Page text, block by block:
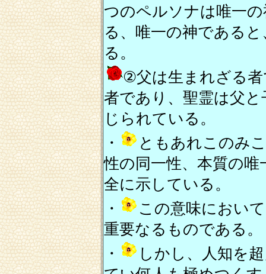
つのペルソナは唯一
る、唯一の神である
る。
②父は生まれざる
者であり、聖霊は父
じられている。
・
ともあれこのみ
性の同一性、本質の
全に示している。
・
この意味におい
重要なるものである。
・
しかし、人知を